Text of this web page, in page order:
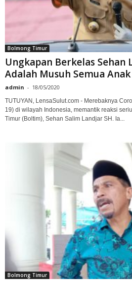
Bolmong Timur
Ungkapan Berkelas Sehan
Adalah Musuh Semua Anak
admin - 18/05/2020
TUTUYAN, LensaSulut.com - Merebaknya
19) di wilayah Indonesia, memantik reaksi
Timur (Boltim), Sehan Salim Landjar SH. Ia...
Bolmong Timur